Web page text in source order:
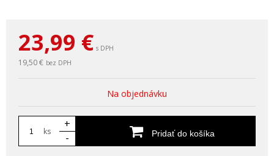
23,99 € s DPH
19,50 € bez DPH
Na objednávku
ks
+
-
Pridať do košíka